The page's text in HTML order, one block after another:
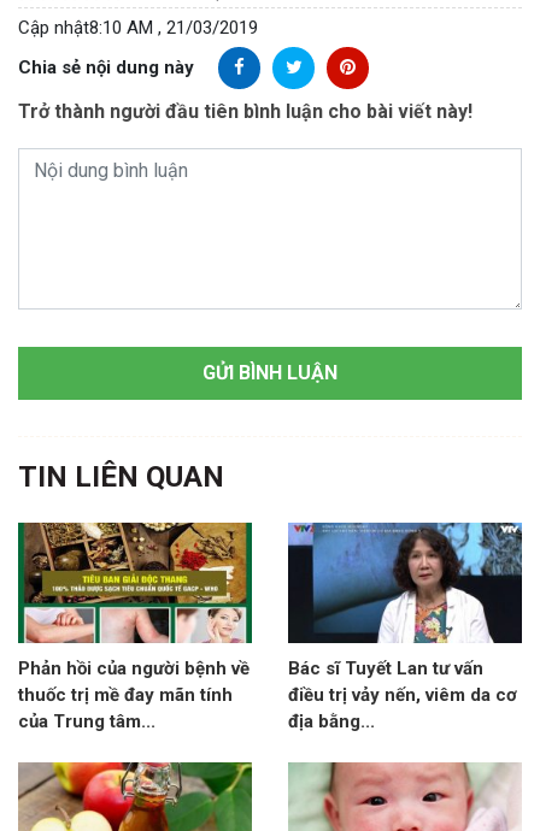
Cập nhật8:10 AM , 21/03/2019
Chia sẻ nội dung này
Trở thành người đầu tiên bình luận cho bài viết này!
TIN LIÊN QUAN
Phản hồi của người bệnh về
thuốc trị mề đay mãn tính
của Trung tâm...
Bác sĩ Tuyết Lan tư vấn
điều trị vảy nến, viêm da cơ
địa bằng...